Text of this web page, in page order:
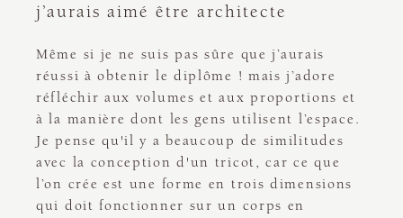
j’aurais aimé être architecte
Même si je ne suis pas sûre que j’aurais
réussi à obtenir le diplôme ! mais j’adore
réfléchir aux volumes et aux proportions et
à la manière dont les gens utilisent l’espace.
Je pense qu'il y a beaucoup de similitudes
avec la conception d'un tricot, car ce que
l’on crée est une forme en trois dimensions
qui doit fonctionner sur un corps en